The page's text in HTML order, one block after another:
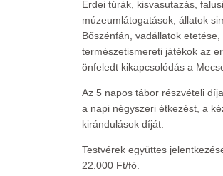
Erdei túrák, kisvasutazás, falusi
múzeumlátogatások, állatok
Bőszénfán, vadállatok etetése,
természetismereti játékok az
önfeledt kikapcsolódás a
Az 5 napos tábor részvételi
a napi négyszeri étkezést, a
kirándulások díját.
Testvérek együttes
22.000 Ft/fő.